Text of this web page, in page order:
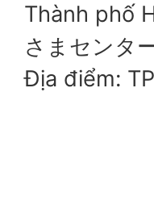
Thành phố
さまセンタ
Địa điểm: